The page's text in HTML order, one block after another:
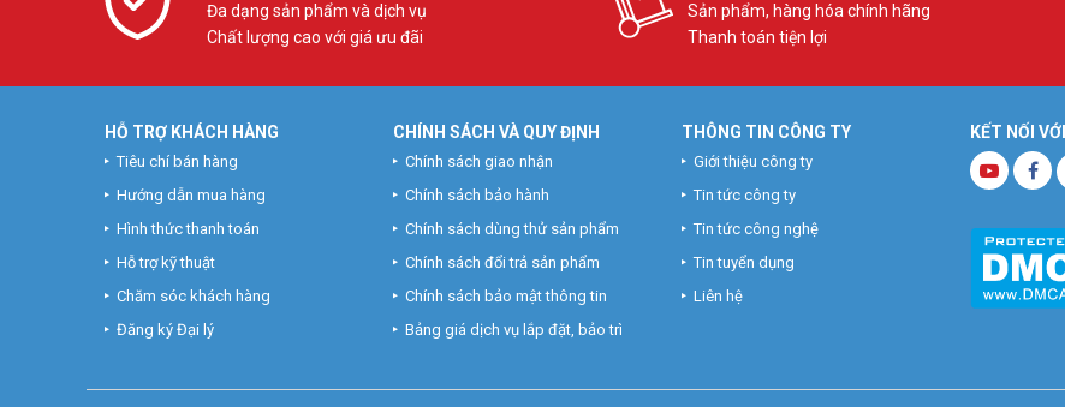
Đa dạng sản phẩm và dịch vụ
Chất lượng cao với giá ưu đãi
Sản phẩm, hàng hóa chính hãng
Thanh toán tiện lợi
KẾT NỐI
HỖ TRỢ KHÁCH HÀNG
Tiêu chí bán hàng
Hướng dẫn mua hàng
Hình thức thanh toán
Hỗ trợ kỹ thuật
Chăm sóc khách hàng
Đăng ký Đại lý
CHÍNH SÁCH VÀ QUY ĐỊNH
Chính sách giao nhận
Chính sách bảo hành
Chính sách dùng thử sản phẩm
Chính sách đổi trả sản phẩm
Chính sách bảo mật thông tin
Bảng giá dịch vụ lắp đặt, bảo trì
THÔNG TIN CÔNG TY
Giới thiệu công ty
Tin tức công ty
Tin tức công nghệ
Tin tuyển dụng
Liên hệ